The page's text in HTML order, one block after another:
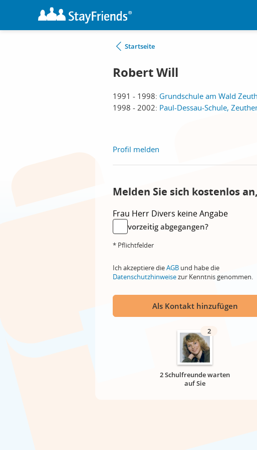
Startseite
Robert Will
1991 - 1998: Grundschule am Wald
1998 - 2002: Paul-Dessau-Schule,
Profil melden
Melden Sie sich kostenlos
Frau Herr Divers keine Angabe
vorzeitig abgegangen?
* Pflichtfelder
Ich akzeptiere dieAGB und habe die
Datenschutzhinweisezur Kenntnis genommen.
Als Kontakt hinzufügen
2
2 Schulfreunde warten
auf Sie